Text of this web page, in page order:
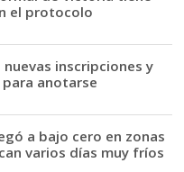
el protocolo
inscripciones y
anotarse
a bajo cero en zonas
varios días muy fríos